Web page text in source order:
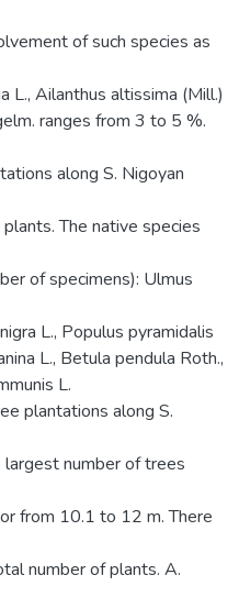
of such species as
L., Ailanthus altissima (Mill.)
ranges from 3 to 5 %.
along S. Nigoyan
The native species
of specimens): Ulmus
L., Populus pyramidalis
L., Betula pendula Roth.,
L.
plantations along S.
number of trees
from 10.1 to 12 m. There
number of plants. A.